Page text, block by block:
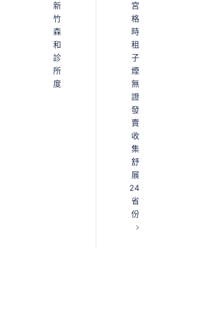
新
竹
森
和
診
所
度
宮
格
時
租
子
煙
無
證
發
賣
收
集
舒
展
24
省
份